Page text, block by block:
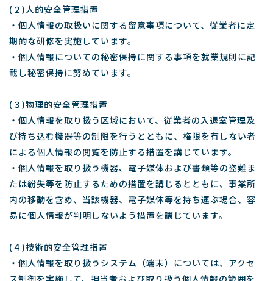
(２)人的安全管理措置
・個人情報の取扱いに関する留意事項について、従業者に定
期的な研修を実施しています。
・個人情報についての秘密保持に関する事項を就業規則に記
載し秘密保持に努めています。
(３)物理的安全管理措置
・個人情報を取り扱う区域において、従業者の入退室管理及
び持ち込む機器等の制限を行うとともに、権限を有しない者
による個人情報の閲覧を防止する措置を講じています。
・個人情報を取り扱う機器、電子媒体および書類等の盗難ま
たは紛失等を防止するための措置を講じるとともに、事業所
内の移動を含め、当該機器、電子媒体等を持ち運ぶ場合、容
易に個人情報が判明しないよう措置を講じています。
(４)技術的安全管理措置
・個人情報を取り扱うシステム（端末）については、アクセ
ス制御を実施して、担当者および取り扱う個人情報の範囲を